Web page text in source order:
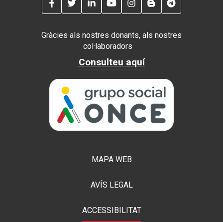
FACEBOOKTWITTERLINKEDINYOUTUBEINSTAGRAM
BLOG
Gràcies als nostres donants, als nostres
col·laboradors
Consulteu aquí
MAPA WEB
AVÍS LEGAL
ACCESSIBILITAT